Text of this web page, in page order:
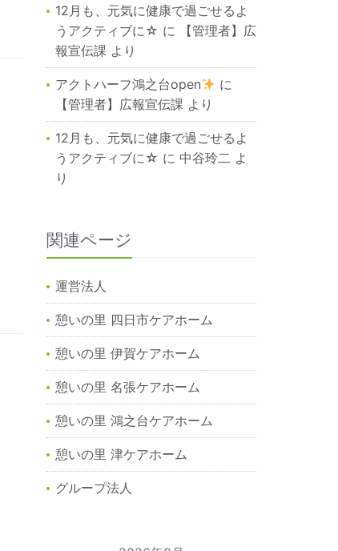
12月も、元気に健康で過ごせるよ
うアクティブに☆ に
【管理者】広
報宣伝課 より
アクトハーフ鴻之台open
に
【管理者】広報宣伝課 より
12月も、元気に健康で過ごせるよ
うアクティブに☆ に 中谷玲二 よ
り
関連ページ
運営法人
憩いの里 四日市ケアホーム
憩いの里 伊賀ケアホーム
憩いの里 名張ケアホーム
憩いの里 鴻之台ケアホーム
憩いの里 津ケアホーム
グループ法人